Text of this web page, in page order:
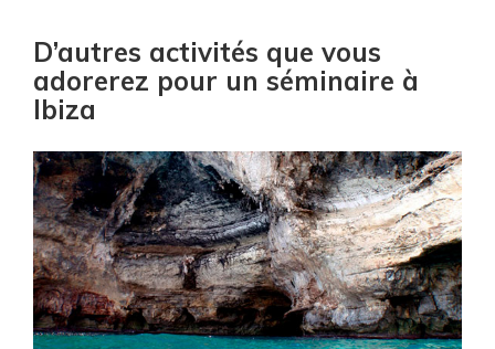
D’autres activités que vous
adorerez pour un séminaire à
Ibiza